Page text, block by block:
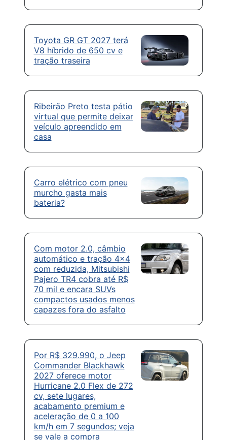
Toyota GR GT 2027 terá
V8 híbrido de 650 cv e
tração traseira
Ribeirão Preto testa pátio
virtual que permite deixar
veículo apreendido em
casa
Carro elétrico com pneu
murcho gasta mais
bateria?
Com motor 2.0, câmbio
automático e tração 4×4
com reduzida, Mitsubishi
Pajero TR4 cobra até R$
70 mil e encara SUVs
compactos usados menos
capazes fora do asfalto
Por R$ 329.990, o Jeep
Commander Blackhawk
2027 oferece motor
Hurricane 2.0 Flex de 272
cv, sete lugares,
acabamento premium e
aceleração de 0 a 100
km/h em 7 segundos; veja
se vale a compra